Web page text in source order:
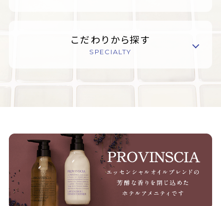
こだわりから探す
SPECIALTY